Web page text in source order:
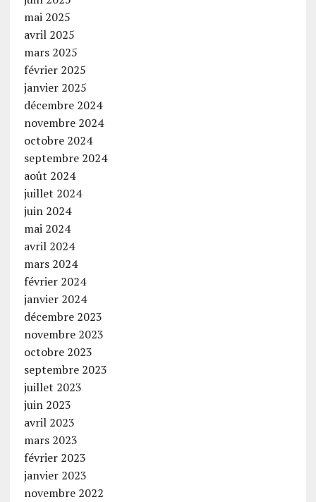
mai 2025
avril 2025
mars 2025
février 2025
janvier 2025
décembre 2024
novembre 2024
octobre 2024
septembre 2024
août 2024
juillet 2024
juin 2024
mai 2024
avril 2024
mars 2024
février 2024
janvier 2024
décembre 2023
novembre 2023
octobre 2023
septembre 2023
juillet 2023
juin 2023
avril 2023
mars 2023
février 2023
janvier 2023
novembre 2022